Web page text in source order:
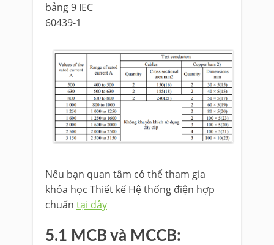
bảng 9 IEC
60439-1
Nếu bạn quan tâm có thể tham gia
khóa học Thiết kế Hệ thống điện hợp
chuẩn tại đây
5.1 MCB và MCCB: